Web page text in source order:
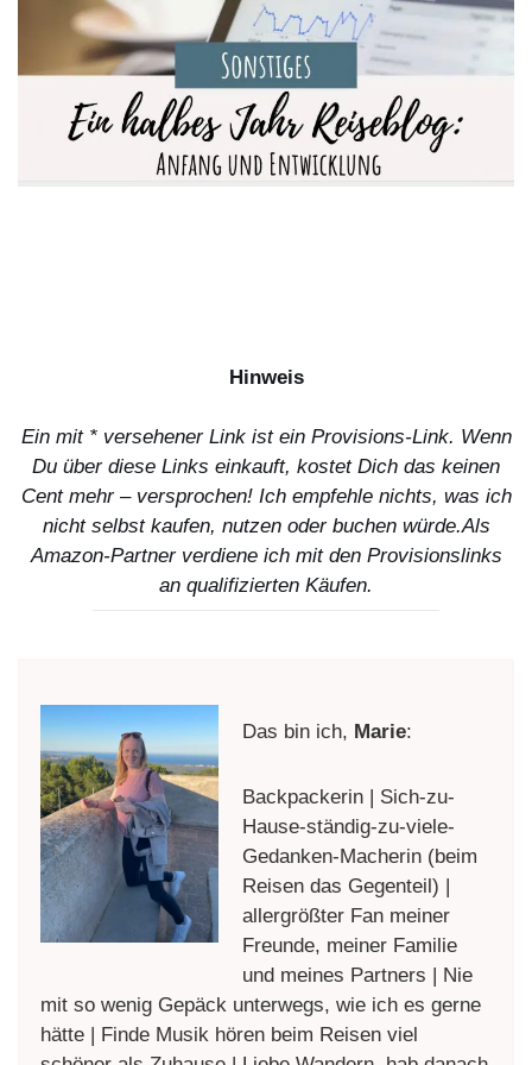
Hinweis
Ein mit * versehener Link ist ein Provisions-Link. Wenn
Du über diese Links einkauft, kostet Dich das keinen
Cent mehr – versprochen! Ich empfehle nichts, was ich
nicht selbst kaufen, nutzen oder buchen würde.Als
Amazon-Partner verdiene ich mit den Provisionslinks
an qualifizierten Käufen.
Das bin ich, Marie:
Backpackerin | Sich-zu-
Hause-ständig-zu-viele-
Gedanken-Macherin (beim
Reisen das Gegenteil) |
allergrößter Fan meiner
Freunde, meiner Familie
und meines Partners | Nie
mit so wenig Gepäck unterwegs, wie ich es gerne
hätte | Finde Musik hören beim Reisen viel